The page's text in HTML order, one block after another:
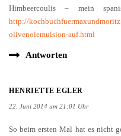
Himbeercoulis – mein
http://
olivenolemulsion-auf.html
Antworten
HENRIETTE EGLER
22. Juni 2014 um 21:01 Uhr
So beim ersten Mal hat es nicht